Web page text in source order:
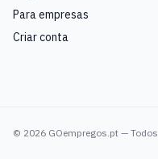
Para empresas
Criar conta
© 2026 GOempregos.pt —